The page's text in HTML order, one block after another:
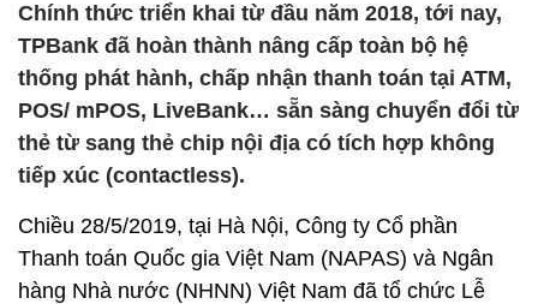
Chính thức triển khai từ đầu năm 2018, tới nay,
TPBank đã hoàn thành nâng cấp toàn bộ hệ
thống phát hành, chấp nhận thanh toán tại ATM,
POS/ mPOS, LiveBank… sẵn sàng chuyển đổi từ
thẻ từ sang thẻ chip nội địa có tích hợp không
tiếp xúc (contactless).
Chiều 28/5/2019, tại Hà Nội, Công ty Cổ phần
Thanh toán Quốc gia Việt Nam (NAPAS) và Ngân
hàng Nhà nước (NHNN) Việt Nam đã tổ chức Lễ